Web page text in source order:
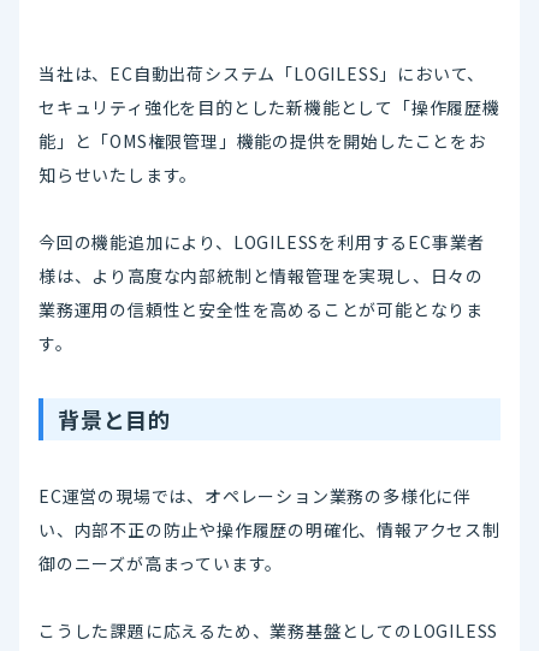
当社は、EC自動出荷システム「LOGILESS」において、
セキュリティ強化を目的とした新機能として「操作履歴機
能」と「OMS権限管理」機能の提供を開始したことをお
知らせいたします。
今回の機能追加により、LOGILESSを利用するEC事業者
様は、より高度な内部統制と情報管理を実現し、日々の
業務運用の信頼性と安全性を高めることが可能となりま
す。
背景と目的
EC運営の現場では、オペレーション業務の多様化に伴
い、内部不正の防止や操作履歴の明確化、情報アクセス制
御のニーズが高まっています。
こうした課題に応えるため、業務基盤としてのLOGILESS